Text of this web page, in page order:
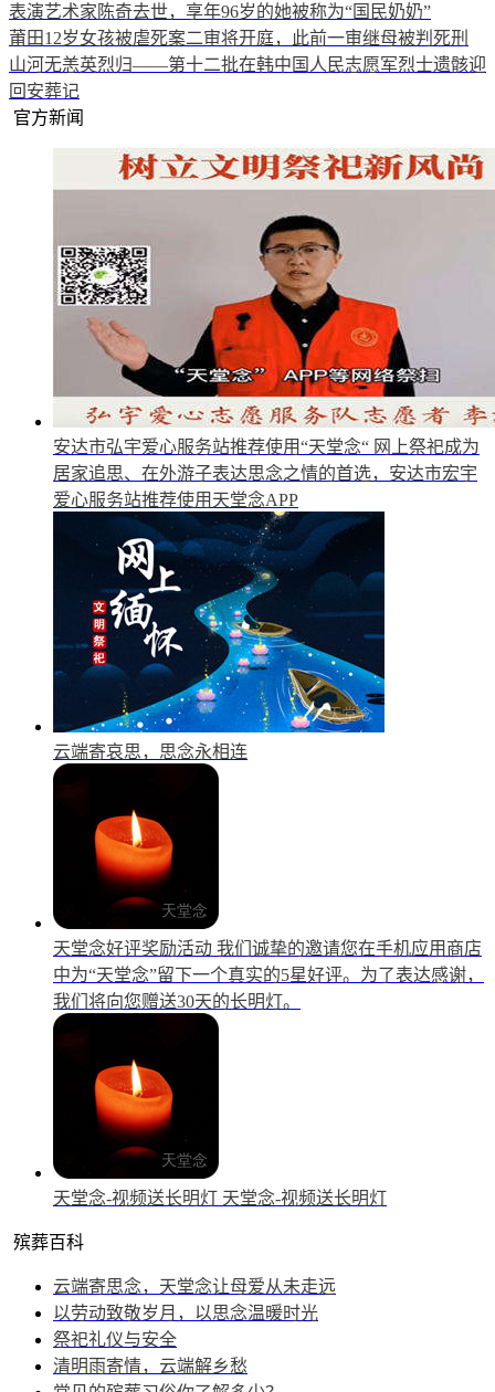
表演艺术家陈奇去世，享年96岁的她被称为“国民奶奶”
莆田12岁女孩被虐死案二审将开庭，此前一审继母被判死刑
山河无恙英烈归——第十二批在韩中国人民志愿军烈士遗骸迎
回安葬记
官方新闻
安达市弘宇爱心服务站推荐使用“天堂念“ 网上祭祀成为
居家追思、在外游子表达思念之情的首选，安达市宏宇
爱心服务站推荐使用天堂念APP
云端寄哀思，思念永相连
天堂念好评奖励活动 我们诚挚的邀请您在手机应用商店
中为“天堂念”留下一个真实的5星好评。为了表达感谢，
我们将向您赠送30天的长明灯。
天堂念-视频送长明灯 天堂念-视频送长明灯
殡葬百科
云端寄思念，天堂念让母爱从未走远
以劳动致敬岁月，以思念温暖时光
祭祀礼仪与安全
清明雨寄情，云端解乡愁